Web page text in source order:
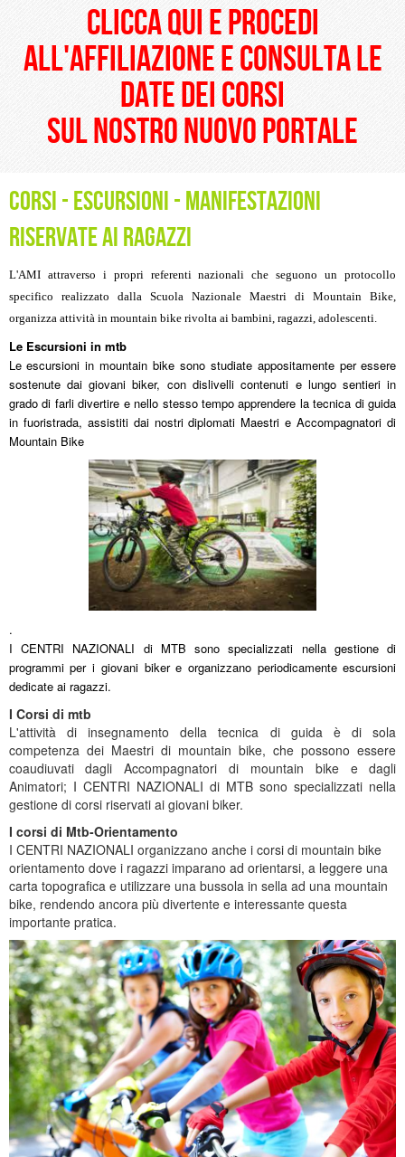
clicca qui e procedi
all'affiliazione e consulta le
date dei corsi
sul nostro nuovo portale
Corsi - Escursioni - Manifestazioni
riservate ai ragazzi
L'AMI attraverso i propri referenti nazionali che seguono un protocollo
specifico realizzato dalla Scuola Nazionale Maestri di Mountain Bike,
organizza attività in mountain bike rivolta ai bambini, ragazzi, adolescenti.
Le Escursioni in mtb
Le escursioni in mountain bike sono studiate appositamente per essere
sostenute dai giovani biker, con dislivelli contenuti e lungo sentieri in
grado di farli divertire e nello stesso tempo apprendere la tecnica di guida
in fuoristrada, assistiti dai nostri diplomati Maestri e Accompagnatori di
Mountain Bike
.
I CENTRI NAZIONALI di MTB sono specializzati nella gestione di
programmi per i giovani biker e organizzano periodicamente escursioni
dedicate ai ragazzi.
I Corsi di mtb
L'attività di insegnamento della tecnica di guida è di sola
competenza dei Maestri di mountain bike, che possono essere
coaudiuvati dagli Accompagnatori di mountain bike e dagli
Animatori; I CENTRI NAZIONALI di MTB sono specializzati nella
gestione di corsi riservati ai giovani biker.
I corsi di Mtb-Orientamento
I CENTRI NAZIONALI organizzano anche i corsi di mountain bike
orientamento dove i ragazzi imparano ad orientarsi, a leggere una
carta topografica e utilizzare una bussola in sella ad una mountain
bike, rendendo ancora più divertente e interessante questa
importante pratica.